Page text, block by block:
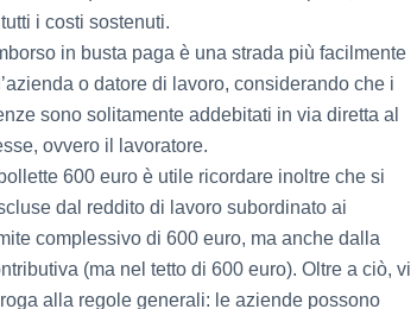
i costi sostenuti.
in busta paga è una strada più facilmente
o datore di lavoro, considerando che i
sono solitamente addebitati in via diretta al
ovvero il lavoratore.
600 euro è utile ricordare inoltre che si
dal reddito di lavoro subordinato ai
complessivo di 600 euro, ma anche dalla
(ma nel tetto di 600 euro). Oltre a ciò, vi
alla regole generali: le aziende possono